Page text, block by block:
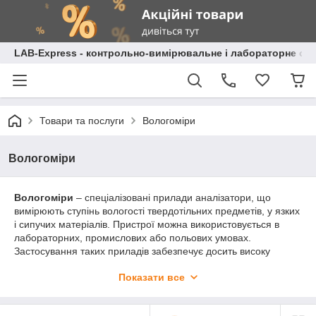
LAB-Express - контрольно-вимірювальне і лабораторне
Товари та послуги Вологоміри
Вологоміри
Вологоміри – спеціалізовані прилади аналізатори, що
вимірюють ступінь вологості твердотільних предметів, у язких
і сипучих матеріалів. Пристрої можна використовується в
лабораторних, промислових або польових умовах.
Застосування таких приладів забезпечує досить високу
Показати все